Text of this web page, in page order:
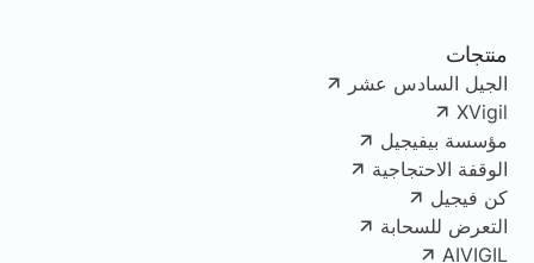
منتجات
الجيل السادس عشر
XVigil
مؤسسة بيفيجيل
الوقفة الاحتجاجية
كن فيجيل
التعرض للسحابة
AIVIGIL